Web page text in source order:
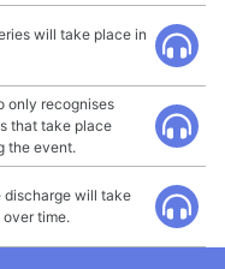
will take place in
only recognises
that take place
the event.
discharge will take
over time.